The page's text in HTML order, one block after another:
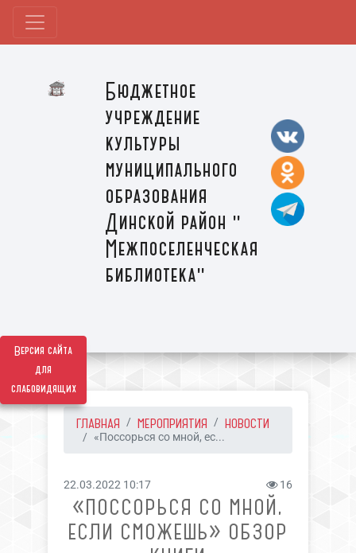
Версия сайта
для
слабовидящих
Бюджетное
учреждение
культуры
муниципального
образования
Динской район "
Межпоселенческая
библиотека"
ГЛАВНАЯ МЕРОПРИЯТИЯ НОВОСТИ
«Поссорься со мной, ес...
22.03.2022 10:17 16
«ПОССОРЬСЯ СО МНОЙ,
ЕСЛИ СМОЖЕШЬ» ОБЗОР